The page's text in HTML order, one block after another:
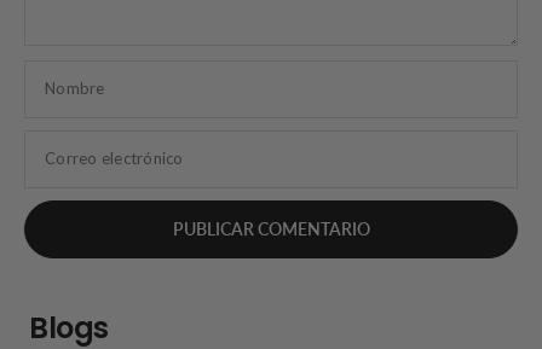
Nombre
Correo electrónico
Blogs